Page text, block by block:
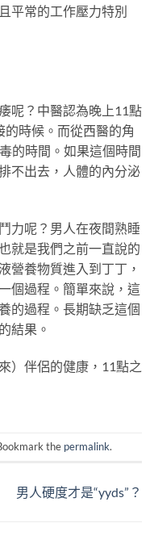
平常的工作壓力特別
呢？中醫認為晚上11點
時候。而從西醫的角
的時間。如果這個時間
不出去，人體的內分泌
力呢？男人在夜間熟睡
就是我們之前一直說的
營養物質進入到丁丁，
個過程。簡單來說，這
的過程。長期缺乏這個
結果。
）伴侶的健康，11點之
the permalink.
男人硬度才是“yyds”？